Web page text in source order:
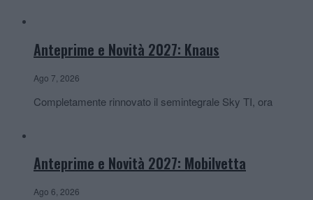
Anteprime e Novità 2027: Knaus
Ago 7, 2026
Completamente rinnovato il semintegrale Sky TI, ora
Anteprime e Novità 2027: Mobilvetta
Ago 6, 2026